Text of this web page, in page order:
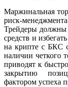
Маржинальная
риск-
Трейдеры должны
средств и
на крипте с БКС
наличии четкого
приводят к
закрытию
фактором успеха